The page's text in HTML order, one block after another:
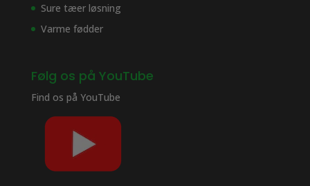
Sure tæer løsning
Varme fødder
Følg os på YouTube
Find os på YouTube